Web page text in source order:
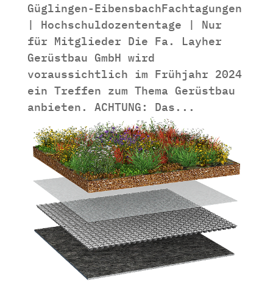
Güglingen-EibensbachFachtagungen
| Hochschuldozententage | Nur
für Mitglieder Die Fa. Layher
Gerüstbau GmbH wird
voraussichtlich im Frühjahr 2024
ein Treffen zum Thema Gerüstbau
anbieten. ACHTUNG: Das...